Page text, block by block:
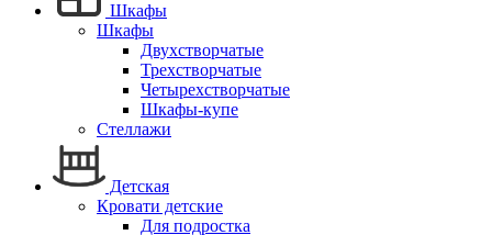
Шкафы
Шкафы
Двухстворчатые
Трехстворчатые
Четырехстворчатые
Шкафы-купе
Стеллажи
Детская
Кровати детские
Для подростка